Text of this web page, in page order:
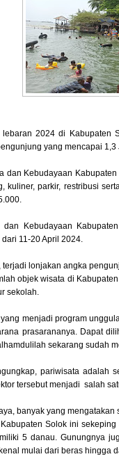
lebaran 2024 di
yang mencapai 1,3
dan Kebudayaan
kuliner, parkir, restribusi
dan Kebudayaan
11-20 April 2024.
terjadi lonjakan angka
objek wisata di
sekolah.
menjadi program
prasarananya. Dapat
sekarang sudah
pariwisata adalah
tersebut menjadi salah
banyak yang
Solok ini
5 danau. Gunungnya
mulai dari beras hingga